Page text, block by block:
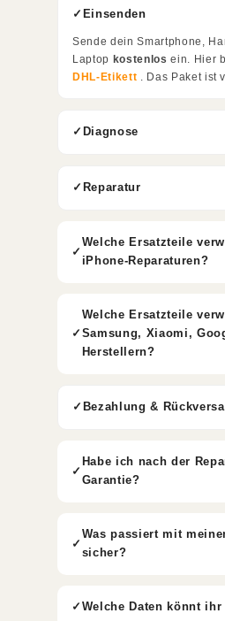
Einsenden
Sende dein Smartphone,
Laptop kostenlos ein. Hier
DHL-Etikett . Das Paket ist
Diagnose
Reparatur
Welche Ersatzteile
iPhone-Reparaturen?
Welche Ersatzteile
Samsung, Xiaomi,
Herstellern?
Bezahlung &
Habe ich nach der
Garantie?
Was passiert mit
sicher?
Welche Daten könnt ihr